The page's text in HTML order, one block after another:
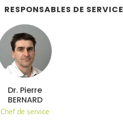
RESPONSABLES DE SERVICE
Dr. Pierre
BERNARD
Chef de service